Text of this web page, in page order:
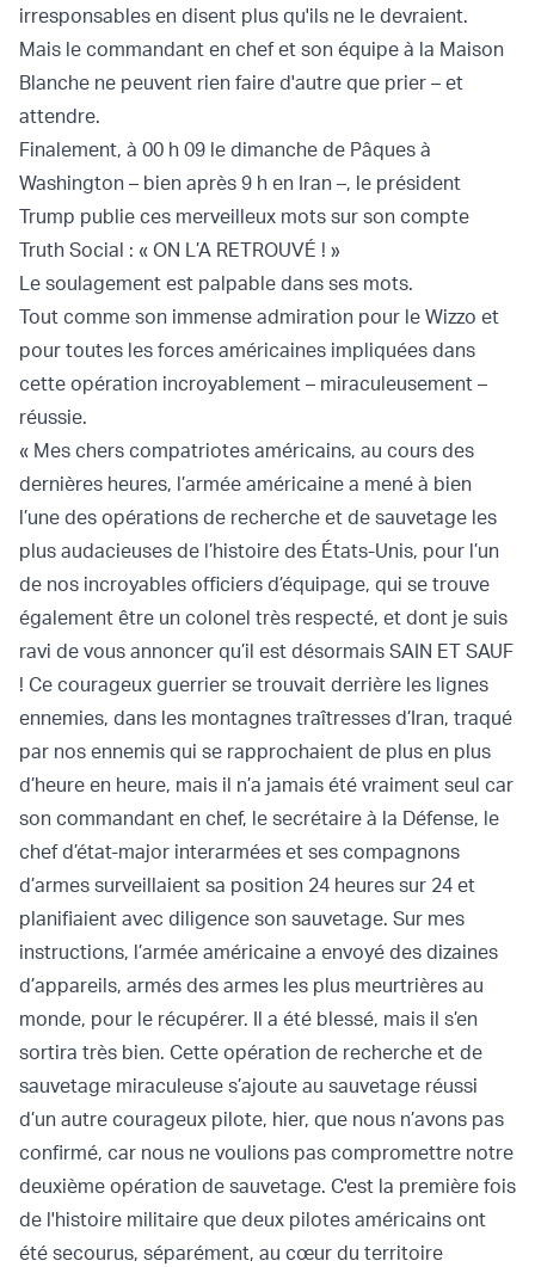
irresponsables en disent plus qu'ils ne le devraient.
Mais le commandant en chef et son équipe à la Maison
Blanche ne peuvent rien faire d'autre que prier – et
attendre.
Finalement, à 00 h 09 le dimanche de Pâques à
Washington – bien après 9 h en Iran –, le président
Trump publie ces merveilleux mots sur son compte
Truth Social : « ON L’A RETROUVÉ ! »
Le soulagement est palpable dans ses mots.
Tout comme son immense admiration pour le Wizzo et
pour toutes les forces américaines impliquées dans
cette opération incroyablement – miraculeusement –
réussie.
« Mes chers compatriotes américains, au cours des
dernières heures, l’armée américaine a mené à bien
l’une des opérations de recherche et de sauvetage les
plus audacieuses de l’histoire des États-Unis, pour l’un
de nos incroyables officiers d’équipage, qui se trouve
également être un colonel très respecté, et dont je suis
ravi de vous annoncer qu’il est désormais SAIN ET SAUF
! Ce courageux guerrier se trouvait derrière les lignes
ennemies, dans les montagnes traîtresses d’Iran, traqué
par nos ennemis qui se rapprochaient de plus en plus
d’heure en heure, mais il n’a jamais été vraiment seul car
son commandant en chef, le secrétaire à la Défense, le
chef d’état-major interarmées et ses compagnons
d’armes surveillaient sa position 24 heures sur 24 et
planifiaient avec diligence son sauvetage. Sur mes
instructions, l’armée américaine a envoyé des dizaines
d’appareils, armés des armes les plus meurtrières au
monde, pour le récupérer. Il a été blessé, mais il s’en
sortira très bien. Cette opération de recherche et de
sauvetage miraculeuse s’ajoute au sauvetage réussi
d’un autre courageux pilote, hier, que nous n’avons pas
confirmé, car nous ne voulions pas compromettre notre
deuxième opération de sauvetage. C'est la première fois
de l'histoire militaire que deux pilotes américains ont
été secourus, séparément, au cœur du territoire